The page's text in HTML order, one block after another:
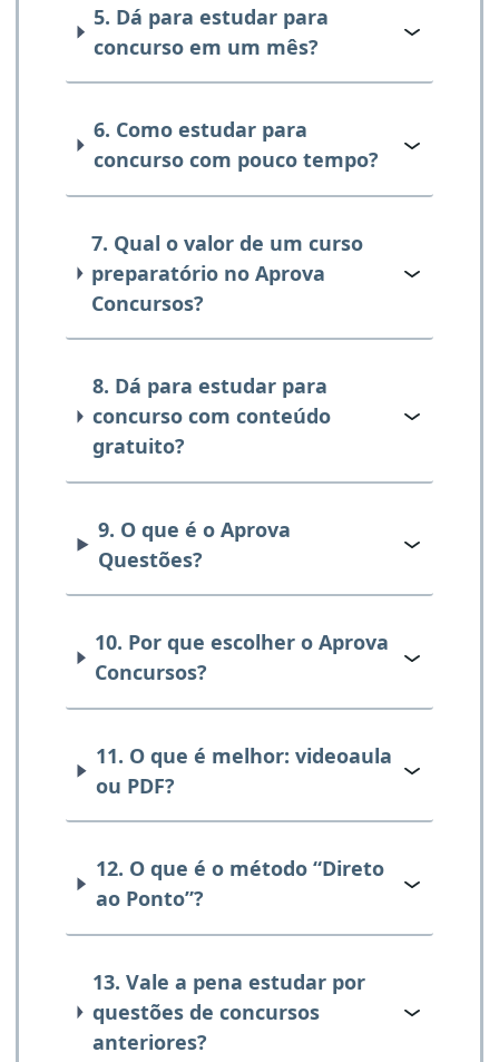
5. Dá para estudar para
concurso em um mês?
6. Como estudar para
concurso com pouco tempo?
7. Qual o valor de um curso
preparatório no Aprova
Concursos?
8. Dá para estudar para
concurso com conteúdo
gratuito?
9. O que é o Aprova
Questões?
10. Por que escolher o Aprova
Concursos?
11. O que é melhor: videoaula
ou PDF?
12. O que é o método “Direto
ao Ponto”?
13. Vale a pena estudar por
questões de concursos
anteriores?